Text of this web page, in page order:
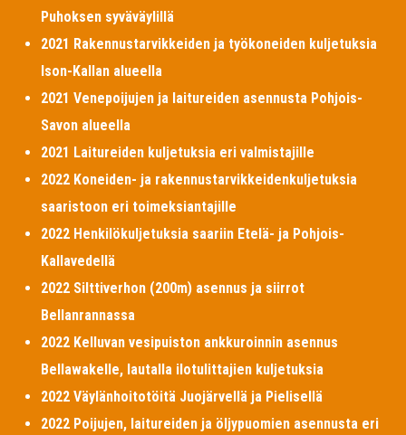
Puhoksen syväväylillä
2021 Rakennustarvikkeiden ja työkoneiden kuljetuksia
Ison-Kallan alueella
2021 Venepoijujen ja laitureiden asennusta Pohjois-
Savon alueella
2021 Laitureiden kuljetuksia eri valmistajille
2022 Koneiden- ja rakennustarvikkeidenkuljetuksia
saaristoon eri toimeksiantajille
2022 Henkilökuljetuksia saariin Etelä- ja Pohjois-
Kallavedellä
2022 Silttiverhon (200m) asennus ja siirrot
Bellanrannassa
2022 Kelluvan vesipuiston ankkuroinnin asennus
Bellawakelle, lautalla ilotulittajien kuljetuksia
2022 Väylänhoitotöitä Juojärvellä ja Pielisellä
2022 Poijujen, laitureiden ja öljypuomien asennusta eri